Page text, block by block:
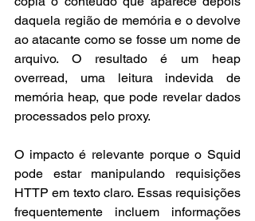
daquela região de memória e o devolve
ao atacante como se fosse um nome de
arquivo. O resultado é um heap
overread, uma leitura indevida de
memória heap, que pode revelar dados
processados pelo proxy.
O impacto é relevante porque o Squid
pode estar manipulando requisições
HTTP em texto claro. Essas requisições
frequentemente incluem informações